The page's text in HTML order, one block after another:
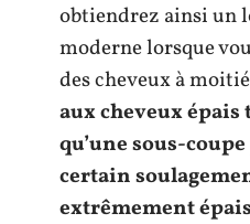
obtiendrez ainsi un
moderne lorsque
des cheveux à
aux cheveux
qu’une sous-
certain
extrêmement